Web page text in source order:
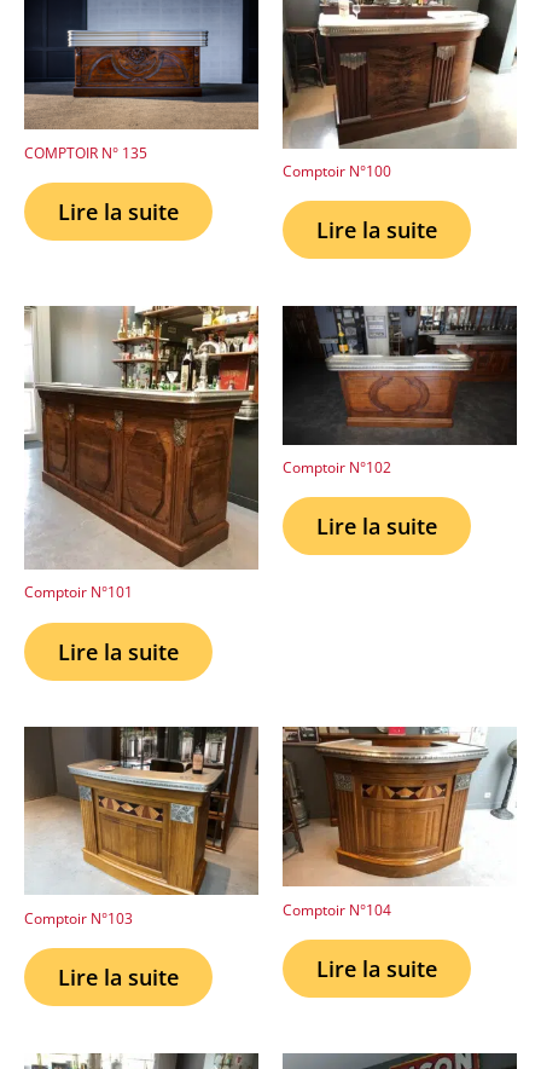
COMPTOIR N° 135
Lire la suite
Comptoir N°100
Lire la suite
Comptoir N°101
Lire la suite
Comptoir N°102
Lire la suite
Comptoir N°103
Lire la suite
Comptoir N°104
Lire la suite